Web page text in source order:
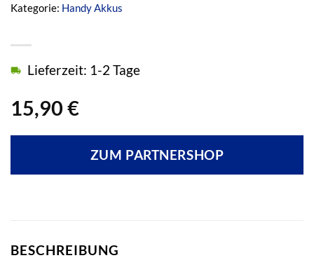
15,90 €
Lieferzeit: 1-2 Tage
ZUM PARTNERSHOP
Kategorie: Handy Akkus
BESCHREIBUNG